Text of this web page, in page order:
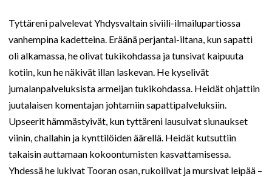
Tyttäreni palvelevat Yhdysvaltain siviili-ilmailupartiossa
vanhempina kadetteina. Eräänä perjantai-iltana, kun sapatti
oli alkamassa, he olivat tukikohdassa ja tunsivat kaipuuta
kotiin, kun he näkivät illan laskevan. He kyselivät
jumalanpalveluksista armeijan tukikohdassa. Heidät ohjattiin
juutalaisen komentajan johtamiin sapattipalveluksiin.
Upseerit hämmästyivät, kun tyttäreni lausuivat siunaukset
viinin, challahin ja kynttilöiden äärellä. Heidät kutsuttiin
takaisin auttamaan kokoontumisten kasvattamisessa.
Yhdessä he lukivat Tooran osan, rukoilivat ja mursivat leipää –